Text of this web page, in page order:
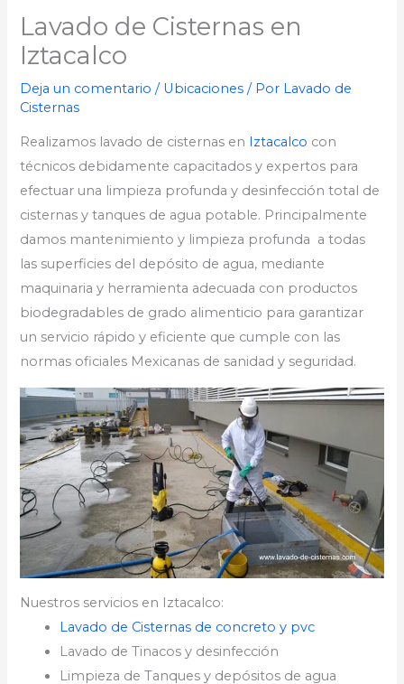
Lavado de Cisternas en
Iztacalco
Deja un comentario / Ubicaciones / Por Lavado de
Cisternas
Realizamos lavado de cisternas en Iztacalco con
técnicos debidamente capacitados y expertos para
efectuar una limpieza profunda y desinfección total de
cisternas y tanques de agua potable. Principalmente
damos mantenimiento y limpieza profunda a todas
las superficies del depósito de agua, mediante
maquinaria y herramienta adecuada con productos
biodegradables de grado alimenticio para garantizar
un servicio rápido y eficiente que cumple con las
normas oficiales Mexicanas de sanidad y seguridad.
Nuestros servicios en Iztacalco:
Lavado de Cisternas de concreto y pvc
Lavado de Tinacos y desinfección
Limpieza de Tanques y depósitos de agua